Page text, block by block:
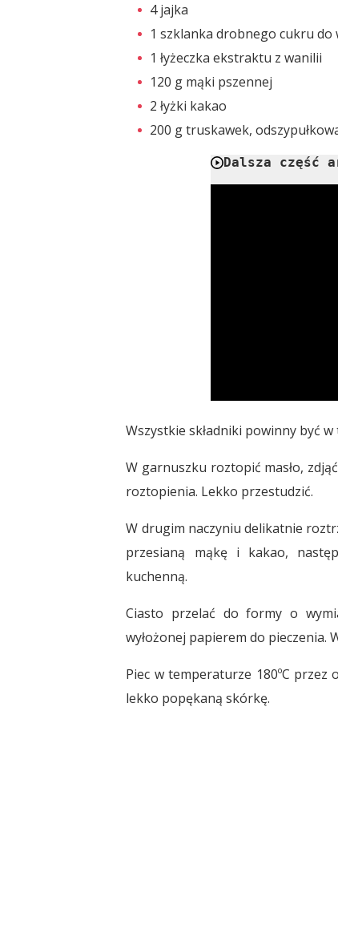
4 jajka
1 szklanka drobnego cukru do
1 łyżeczka ekstraktu z wanilii
120 g mąki pszennej
2 łyżki kakao
200 g truskawek,
Dalsza część
Wszystkie składniki powinny być
W garnuszku roztopić masło,
roztopienia. Lekko przestudzić.
W drugim naczyniu delikatnie
przesianą mąkę i kakao,
kuchenną.
Ciasto przelać do formy o
wyłożonej papierem do pieczenia.
Piec w temperaturze 180ºC
lekko popękaną skórkę.